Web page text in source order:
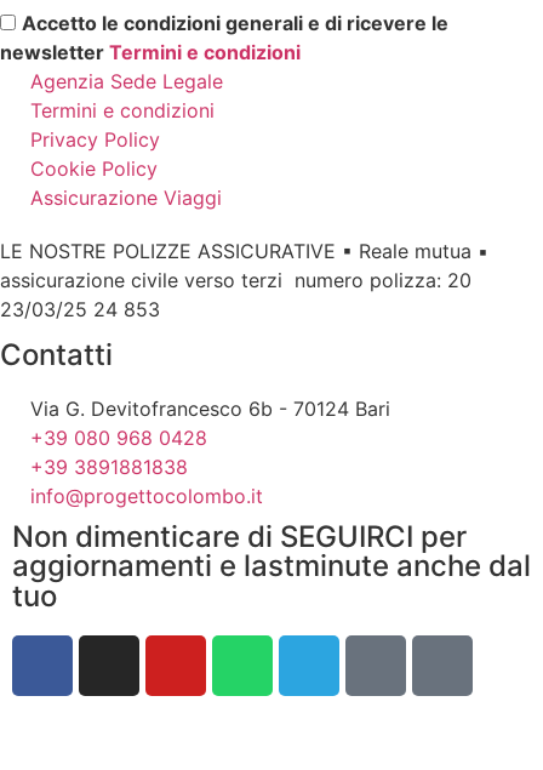
Contatti
Via G. Devitofrancesco 6b - 70124 Bari
+39 080 968 0428
+39 3891881838
info@progettocolombo.it
Agenzia Sede Legale
Termini e condizioni
Privacy Policy
Cookie Policy
Assicurazione Viaggi
LE NOSTRE POLIZZE ASSICURATIVE ▪ Reale mutua ▪
assicurazione civile verso terzi numero polizza: 20
23/03/25 24 853
Accetto le condizioni generali e di ricevere le
newsletter Termini e condizioni
Non dimenticare di SEGUIRCI per
aggiornamenti e lastminute anche dal
tuo